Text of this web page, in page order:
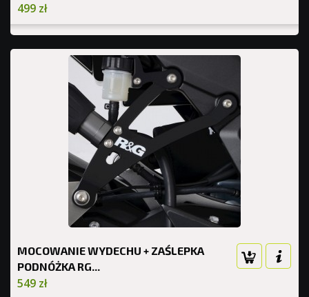
499 zł
MOCOWANIE WYDECHU + ZAŚLEPKA
PODNÓŻKA RG...
549 zł